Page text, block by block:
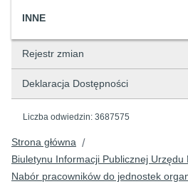
INNE
Rejestr zmian
Deklaracja Dostępności
Liczba odwiedzin: 3687575
Strona główna /
Biuletynu Informacji Publicznej Urzędu
Nabór pracowników do jednostek